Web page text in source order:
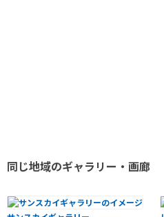
同じ地域のギャラリー・画廊